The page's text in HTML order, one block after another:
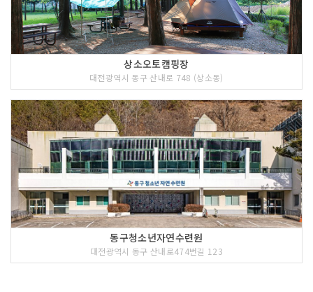
상소오토캠핑장
대전광역시 동구 산내로 748 (상소동)
동구청소년자연수련원
대전광역시 동구 산내로474번길 123